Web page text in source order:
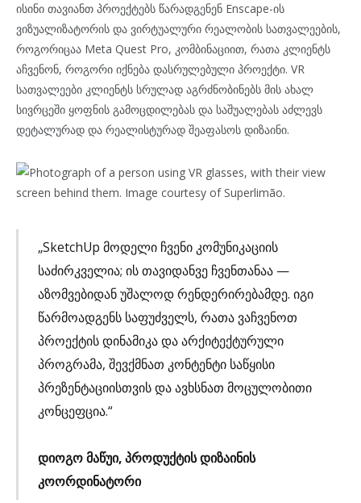
ისინი თავიანთ პროექტებს წარადგენენ Enscape-ის
ვიზუალიზატორის და ვირტუალური რეალობის სათვალეების,
როგორიცაა Meta Quest Pro, კომბინაციით, რათა კლიენტს
აჩვენონ, როგორი იქნება დასრულებული პროექტი. VR
სათვალეები კლიენტს სრულად აგრძნობინებს მის ახალ
სივრცეში ყოფნის გამოცდილებას და საშუალებას აძლევს
დეტალურად და რეალისტურად შეაფასოს დიზაინი.
„SketchUp მოდელი ჩვენი კომუნიკაციის
საძირკველია; ის თავიდანვე ჩვენთანაა —
აზომვებიდან უშალოდ რენდერირებამდე. იგი
წარმოადგენს საფუძველს, რათა ვაჩვენოთ
პროექტის დინამიკა და არქიტექტურული
პროგრამა, შევქმნათ კონტენტი საწყისი
პრეზენტაციისთვის და ავხსნათ მოცულობითი
კონცეფცია.“
დიოგო მაწუი, პროდუქტის დიზაინის
კოორდინატორი